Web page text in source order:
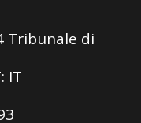
Tribunale di
IT